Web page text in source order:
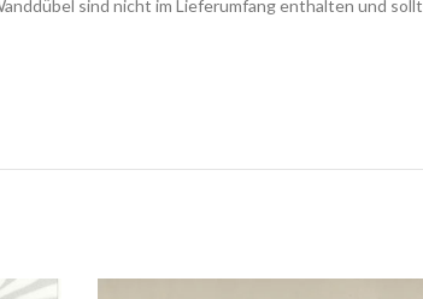
sind nicht im Lieferumfang enthalten und